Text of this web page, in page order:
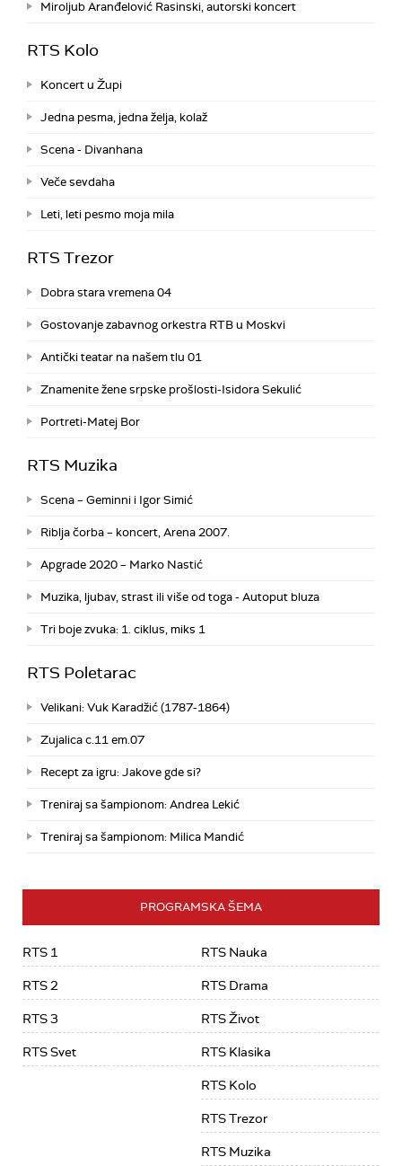
Miroljub Aranđelović Rasinski, autorski koncert
RTS Kolo
Koncert u Župi
Jedna pesma, jedna želja, kolaž
Scena - Divanhana
Veče sevdaha
Leti, leti pesmo moja mila
RTS Trezor
Dobra stara vremena 04
Gostovanje zabavnog orkestra RTB u Moskvi
Antički teatar na našem tlu 01
Znamenite žene srpske prošlosti-Isidora Sekulić
Portreti-Matej Bor
RTS Muzika
Scena – Geminni i Igor Simić
Riblja čorba – koncert, Arena 2007.
Apgrade 2020 – Marko Nastić
Muzika, ljubav, strast ili više od toga - Autoput bluza
Tri boje zvuka: 1. ciklus, miks 1
RTS Poletarac
Velikani: Vuk Karadžić (1787-1864)
Zujalica c.11 em.07
Recept za igru: Jakove gde si?
Treniraj sa šampionom: Andrea Lekić
Treniraj sa šampionom: Milica Mandić
PROGRAMSKA ŠEMA
RTS 1
RTS 2
RTS 3
RTS Svet
RTS Nauka
RTS Drama
RTS Život
RTS Klasika
RTS Kolo
RTS Trezor
RTS Muzika